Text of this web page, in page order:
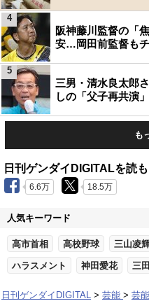
阪神藤川監督の「
安…岡田前監督もチ
4
三男・清水良太郎
しの「父子再共演
5
も
日刊ゲンダイDIGITALを読も
6.6万 18.5万
人気キーワード
高市首相 高校野球 三山凌
ハラスメント 神田愛花 三
日刊ゲンダイDIGITAL 芸能 芸